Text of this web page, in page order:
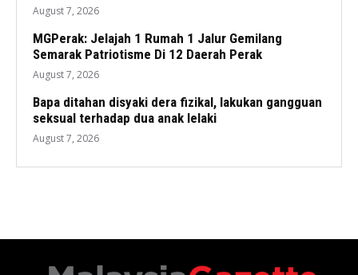
August 7, 2026
MGPerak: Jelajah 1 Rumah 1 Jalur Gemilang
Semarak Patriotisme Di 12 Daerah Perak
August 7, 2026
Bapa ditahan disyaki dera fizikal, lakukan gangguan
seksual terhadap dua anak lelaki
August 7, 2026